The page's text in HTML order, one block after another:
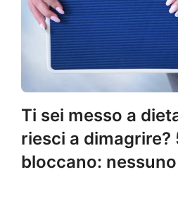
Ti sei messo a
riesci a
bloccano: